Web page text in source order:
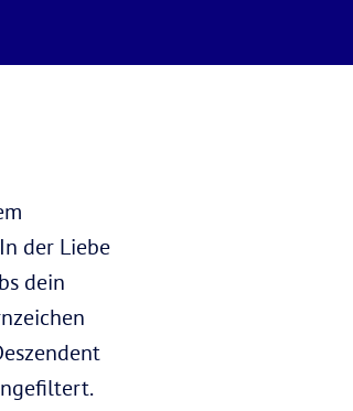
der Liebe
dein